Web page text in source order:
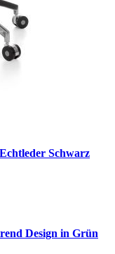
Schwarz
Design in Grün